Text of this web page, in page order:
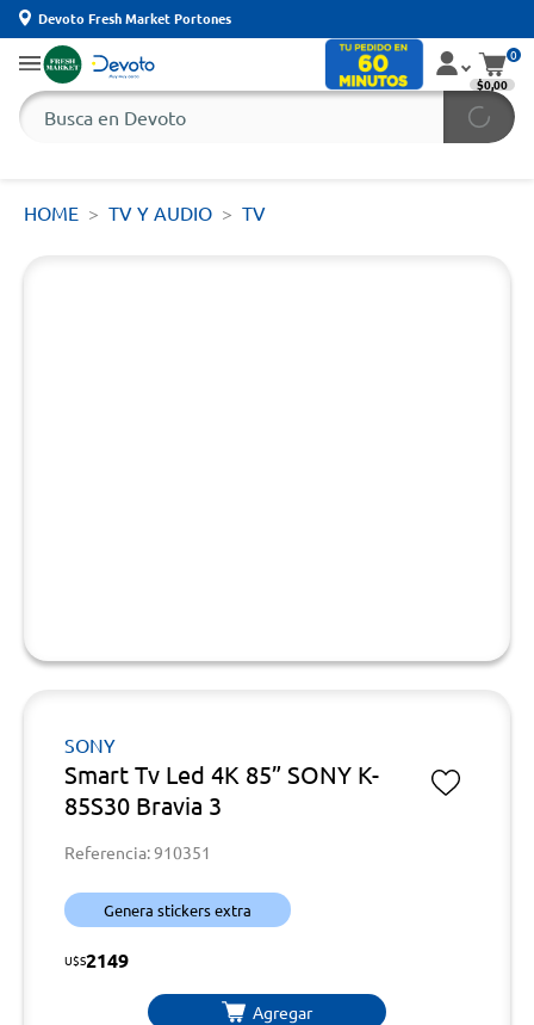
Devoto Fresh Market Portones
0
$0,00
HOME TV Y AUDIO TV
SONY
Smart Tv Led 4K 85” SONY K-
85S30 Bravia 3
Referencia: 910351
Genera stickers extra
U$S2149
Agregar